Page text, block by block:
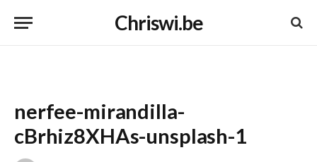
Chriswi.be
nerfee-mirandilla-
cBrhiz8XHAs-unsplash-1